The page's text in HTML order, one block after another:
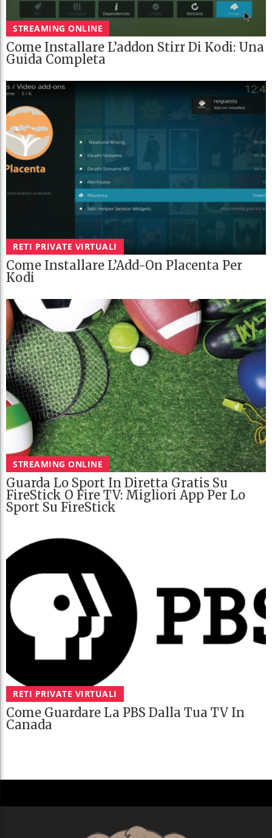
STREAMING ONLINE
Come Installare L’addon Stirr Di Kodi: Una
Guida Completa
RETI PRIVATE VIRTUALI
Come Installare L’Add-On Placenta Per
Kodi
STREAMING ONLINE
Guarda Lo Sport In Diretta Gratis Su
FireStick O Fire TV: Migliori App Per Lo
Sport Su FireStick
RETI PRIVATE VIRTUALI
Come Guardare La PBS Dalla Tua TV In
Canada